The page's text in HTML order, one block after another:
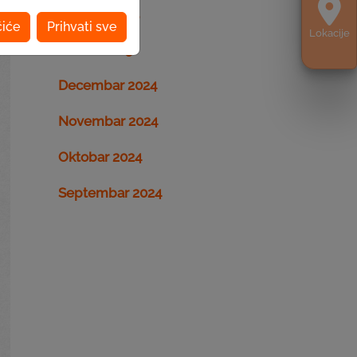
Lokacije
Prihvati sve
Februar 2025
Decembar 2024
Novembar 2024
Oktobar 2024
Septembar 2024